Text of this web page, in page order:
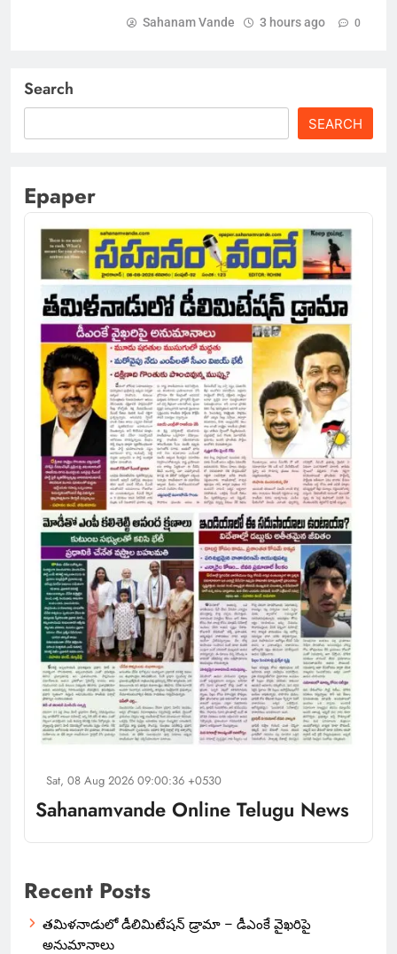
Sahanam Vande 3 hours ago 0
Search
SEARCH
Epaper
Sat, 08 Aug 2026 09:00:36 +0530
Sahanamvande Online Telugu News
Recent Posts
తమిళనాడులో డీలిమిటేషన్ డ్రామా – డీఎంకే వైఖరిపై
అనుమానాలు